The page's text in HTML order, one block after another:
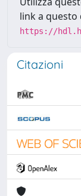
link a
https://
Citazioni